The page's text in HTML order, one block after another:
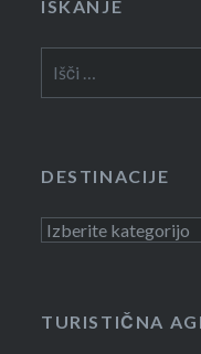
ISKANJE
DESTINACIJE
Destinacije
TURISTIČNA